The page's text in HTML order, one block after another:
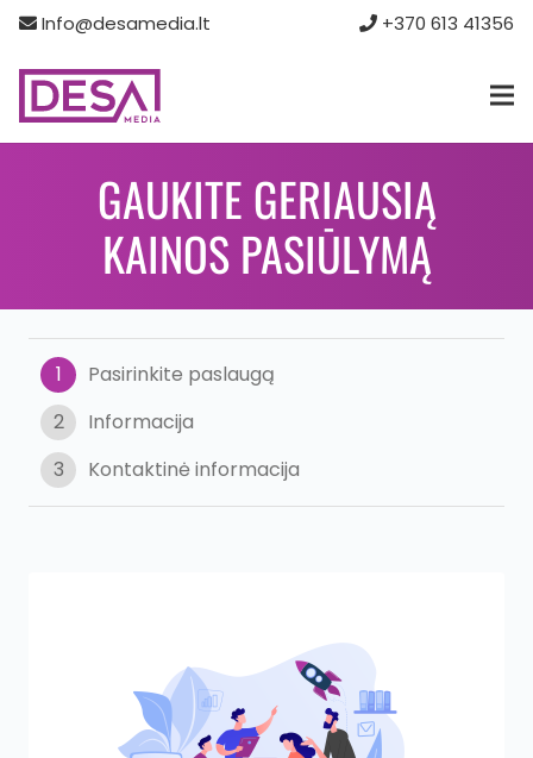
Info@desamedia.lt +370 613 41356‬
GAUKITE GERIAUSIĄ
KAINOS PASIŪLYMĄ
1
Pasirinkite paslaugą
2
Informacija
3
Kontaktinė informacija